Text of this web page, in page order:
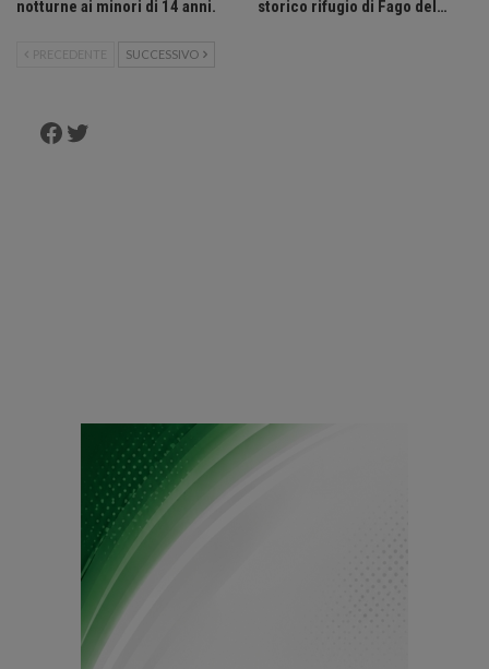
notturne ai minori di 14 anni.
storico rifugio di Fago del…
PRECEDENTE SUCCESSIVO
Facebook
Twitter